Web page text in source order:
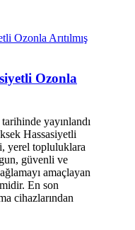
Ozonla
yayınlandı
Hassasiyetli
yerel topluluklara
güvenli ve
amaçlayan
En son
cihazlarından